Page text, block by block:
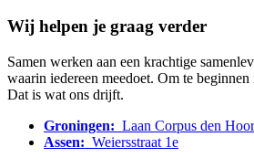
Wij helpen je graag verder
Samen werken aan een krachtige
waarin iedereen meedoet. Om te
Dat is wat ons drijft.
Groningen: Laan Corpus den
Assen: Weiersstraat 1e